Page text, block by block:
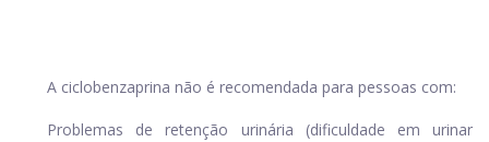
A ciclobenzaprina não é recomendada para pessoas com:
Problemas de retenção urinária (dificuldade em urinar